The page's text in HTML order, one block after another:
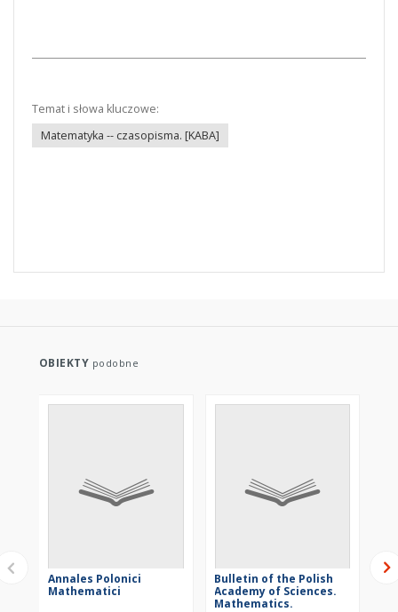
Temat i słowa kluczowe:
Matematyka -- czasopisma. [KABA]
OBIEKTY podobne
Annales Polonici
Mathematici
Bulletin of the Polish
Academy of Sciences.
Mathematics.